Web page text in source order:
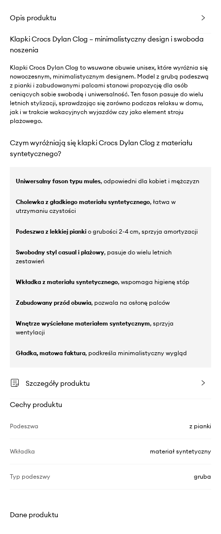
Opis produktu
Klapki Crocs Dylan Clog – minimalistyczny design i swoboda
noszenia
Klapki Crocs Dylan Clog to wsuwane obuwie unisex, które wyróżnia się
nowoczesnym, minimalistycznym designem. Model z grubą podeszwą
z pianki i zabudowanymi palcami stanowi propozycję dla osób
ceniących sobie swobodę i uniwersalność. Ten fason pasuje do wielu
letnich stylizacji, sprawdzając się zarówno podczas relaksu w domu,
jak i w trakcie wakacyjnych wyjazdów czy jako element stroju
plażowego.
Czym wyróżniają się klapki Crocs Dylan Clog z materiału
syntetycznego?
Uniwersalny fason typu mules, odpowiedni dla kobiet i mężczyzn
Cholewka z gładkiego materiału syntetycznego, łatwa w
utrzymaniu czystości
Podeszwa z lekkiej pianki o grubości 2-4 cm, sprzyja amortyzacji
Swobodny styl casual i plażowy, pasuje do wielu letnich
zestawień
Wkładka z materiału syntetycznego, wspomaga higienę stóp
Zabudowany przód obuwia, pozwala na osłonę palców
Wnętrze wyściełane materiałem syntetycznym, sprzyja
wentylacji
Gładka, matowa faktura, podkreśla minimalistyczny wygląd
Szczegóły produktu
Cechy produktu
Podeszwa z pianki
Wkładka materiał syntetyczny
Typ podeszwy gruba
Dane produktu